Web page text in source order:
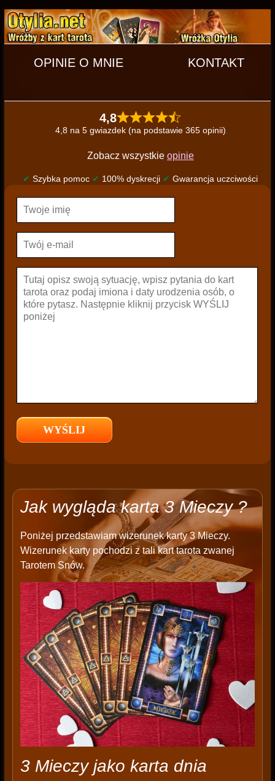
OPINIE O MNIE KONTAKT
4,8
4,8 na 5 gwiazdek (na podstawie 365 opinii)
Zobacz wszystkie opinie
✔ Szybka pomoc ✔ 100% dyskrecji ✔ Gwarancja uczciwości
Jak wygląda karta 3 Mieczy ?
Poniżej przedstawiam wizerunek karty 3 Mieczy.
Wizerunek karty pochodzi z tali kart tarota zwanej
Tarotem Snów.
3 Mieczy jako karta dnia